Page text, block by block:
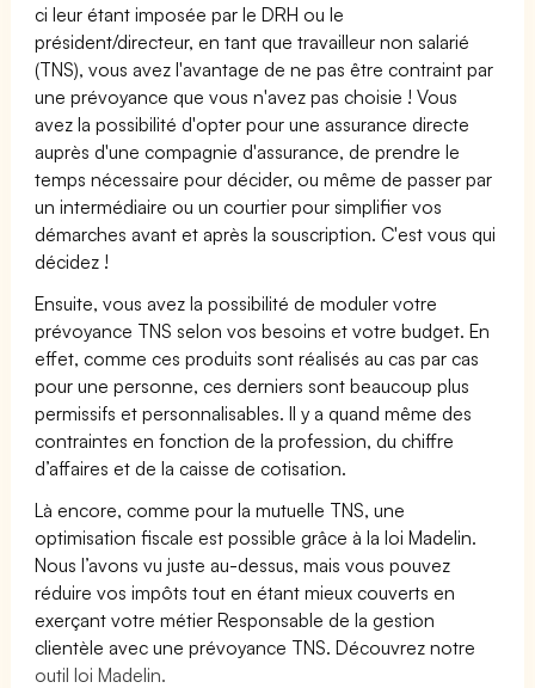
ci leur étant imposée par le DRH ou le
président/directeur, en tant que travailleur non salarié
(TNS), vous avez l'avantage de ne pas être contraint par
une prévoyance que vous n'avez pas choisie ! Vous
avez la possibilité d'opter pour une assurance directe
auprès d'une compagnie d'assurance, de prendre le
temps nécessaire pour décider, ou même de passer par
un intermédiaire ou un courtier pour simplifier vos
démarches avant et après la souscription. C'est vous qui
décidez !
Ensuite, vous avez la possibilité de moduler votre
prévoyance TNS selon vos besoins et votre budget. En
effet, comme ces produits sont réalisés au cas par cas
pour une personne, ces derniers sont beaucoup plus
permissifs et personnalisables. Il y a quand même des
contraintes en fonction de la profession, du chiffre
d’affaires et de la caisse de cotisation.
Là encore, comme pour la mutuelle TNS, une
optimisation fiscale est possible grâce à la loi Madelin.
Nous l’avons vu juste au-dessus, mais vous pouvez
réduire vos impôts tout en étant mieux couverts en
exerçant votre métier Responsable de la gestion
clientèle avec une prévoyance TNS. Découvrez notre
outil loi Madelin.